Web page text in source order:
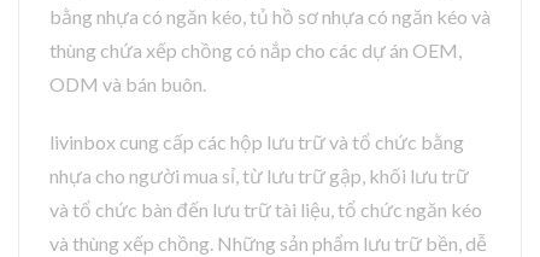
bằng nhựa có ngăn kéo, tủ hồ sơ nhựa có ngăn kéo và
thùng chứa xếp chồng có nắp cho các dự án OEM,
ODM và bán buôn.
livinbox cung cấp các hộp lưu trữ và tổ chức bằng
nhựa cho người mua sỉ, từ lưu trữ gập, khối lưu trữ
và tổ chức bàn đến lưu trữ tài liệu, tổ chức ngăn kéo
và thùng xếp chồng. Những sản phẩm lưu trữ bền, dễ